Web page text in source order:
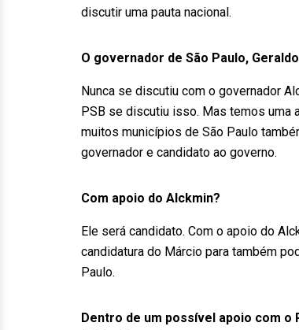
discutir uma pauta nacional.
O governador de São Paulo,
Nunca se discutiu com o governador
PSB se discutiu isso. Mas temos uma
muitos municípios de São Paulo
governador e candidato ao governo.
Com apoio do Alckmin?
Ele será candidato. Com o apoio do
candidatura do Márcio para também
Paulo.
Dentro de um possível apoio com o